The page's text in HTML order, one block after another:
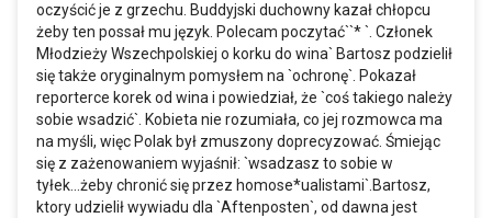
oczyścić je z grzechu. Buddyjski duchowny kazał chłopcu
żeby ten possał mu język. Polecam poczytać``* `. Członek
Młodzieży Wszechpolskiej o korku do wina` Bartosz podzielił
się także oryginalnym pomysłem na `ochronę`. Pokazał
reporterce korek od wina i powiedział, że `coś takiego należy
sobie wsadzić`. Kobieta nie rozumiała, co jej rozmowca ma
na myśli, więc Polak był zmuszony doprecyzować. Śmiejąc
się z zażenowaniem wyjaśnił: `wsadzasz to sobie w
tyłek...żeby chronić się przez homose*ualistami`.Bartosz,
ktory udzielił wywiadu dla `Aftenposten`, od dawna jest